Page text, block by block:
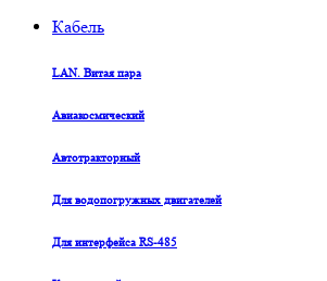
Кабель
LAN. Витая пара
Авиакосмический
Автотракторный
Для водопогружных двигателей
Для интерфейса RS-485